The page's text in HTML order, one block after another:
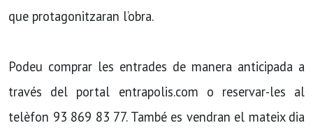
que protagonitzaran l’obra.
Podeu comprar les entrades de manera anticipada a
través del portal entrapolis.com o reservar-les al
telèfon 93 869 83 77. També es vendran el mateix dia